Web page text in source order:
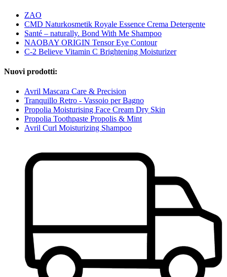
ZAO
CMD Naturkosmetik Royale Essence Crema Detergente
Santé – naturally. Bond With Me Shampoo
NAOBAY ORIGIN Tensor Eye Contour
C-2 Believe Vitamin C Brightening Moisturizer
Nuovi prodotti:
Avril Mascara Care & Precision
Tranquillo Retro - Vassoio per Bagno
Propolia Moisturising Face Cream Dry Skin
Propolia Toothpaste Propolis & Mint
Avril Curl Moisturizing Shampoo